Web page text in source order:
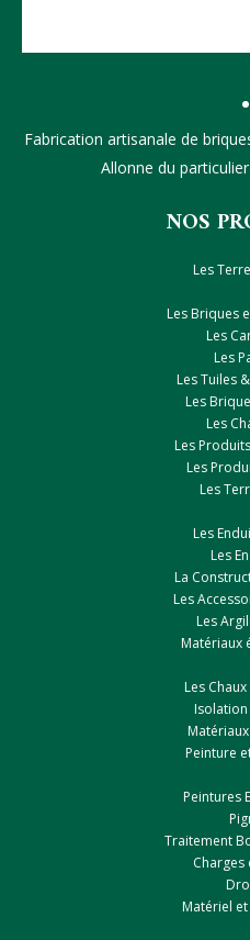
Fabrication artisanale de
Allonne du
NOS
Les
Les Briques
Les
Les
Les Tuiles
Les
Les
Les
Les
Les
Les
Les
La
Les
Les
Matériaux
Les
Peinture
Peintures
Traitement
Charges
Matériel